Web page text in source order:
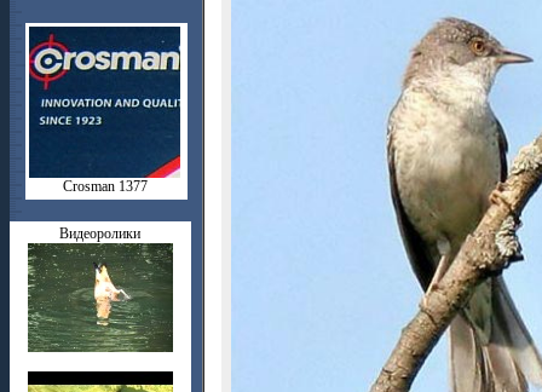
Crosman 1377
Видеоролики